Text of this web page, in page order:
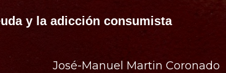
y la adicción consumista
José-Manuel Martin Coronado